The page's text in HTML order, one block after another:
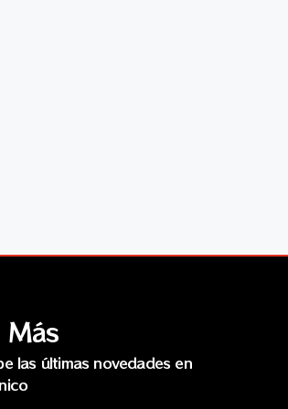
las últimas novedades en